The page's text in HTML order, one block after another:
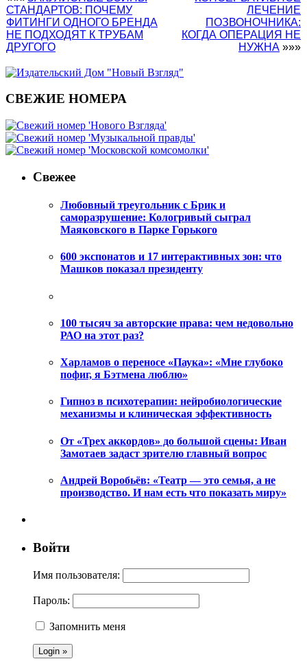
СТАНДАРТОВ: ПОЧЕМУ
ФИТИНГИ ОДНОГО БРЕНДА
НЕ ПОДХОДЯТ К ТРУБАМ
ДРУГОГО
ЛЕЧЕНИЕ
ПОЗВОНОЧНИКА:
КОГДА ОПЕРАЦИЯ НЕ
НУЖНА »»»
СВЕЖИЕ НОМЕРА
Свежее
Любовный треугольник с Брик и
саморазрушение: Кологривый сыграл
Маяковского в Парке Горького
600 экспонатов и 17 интерактивных зон: что
Машков показал президенту
100 тысяч за авторские права: чем недовольно
РАО на этот раз?
Харламов о переносе «Паука»: «Мне глубоко
пофиг, я Бэтмена люблю»
Гипноз в психотерапии: нейробиологические
механизмы и клиническая эффективность
От «Трех аккордов» до большой сцены: Иван
Замотаев задаст зрителю главный вопрос
Андрей Воробьёв: «Театр — это семья, а не
производство. И нам есть что показать миру»
Войти
Имя пользователя:
Пароль:
Запомнить меня